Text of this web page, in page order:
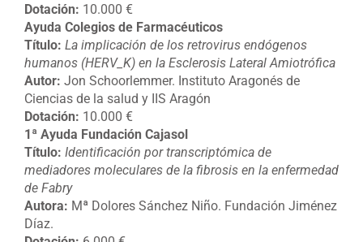
Dotación: 10.000 €
Ayuda Colegios de Farmacéuticos
Título: La implicación de los retrovirus endógenos
humanos (HERV_K) en la Esclerosis Lateral Amiotrófica
Autor: Jon Schoorlemmer. Instituto Aragonés de
Ciencias de la salud y IIS Aragón
Dotación: 10.000 €
1ª Ayuda Fundación Cajasol
Título: Identificación por transcriptómica de
mediadores moleculares de la fibrosis en la enfermedad
de Fabry
Autora: Mª Dolores Sánchez Niño. Fundación Jiménez
Díaz.